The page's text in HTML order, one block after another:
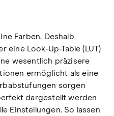
Farben. Deshalb
eine Look-Up-Table (LUT)
wesentlich präzisere
ermöglicht als eine
sorgen
dargestellt werden
Einstellungen. So lassen